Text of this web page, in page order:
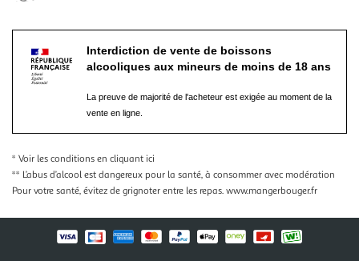
Interdiction de vente de boissons
alcooliques aux mineurs de moins de 18 ans
La preuve de majorité de l'acheteur est exigée au moment de la
vente en ligne.
* Voir les conditions en cliquant ici
** L’abus d’alcool est dangereux pour la santé, à consommer avec modération
Pour votre santé, évitez de grignoter entre les repas. www.mangerbouger.fr